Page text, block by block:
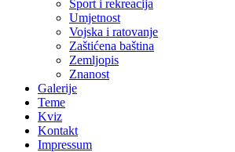
Sport i rekreacija
Umjetnost
Vojska i ratovanje
Zaštićena baština
Zemljopis
Znanost
Galerije
Teme
Kviz
Kontakt
Impressum